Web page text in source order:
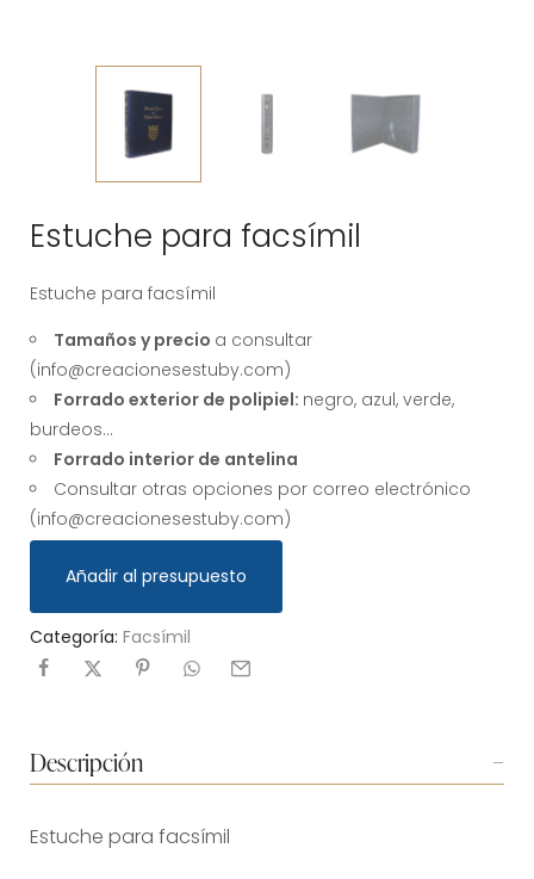
Estuche para facsímil
Estuche para facsímil
Tamaños y precio a consultar
(info@creacionesestuby.com)
Forrado exterior de polipiel: negro, azul, verde,
burdeos…
Forrado interior de antelina
Consultar otras opciones por correo electrónico
(info@creacionesestuby.com)
Añadir al presupuesto
Categoría: Facsímil
Descripción
Estuche para facsímil